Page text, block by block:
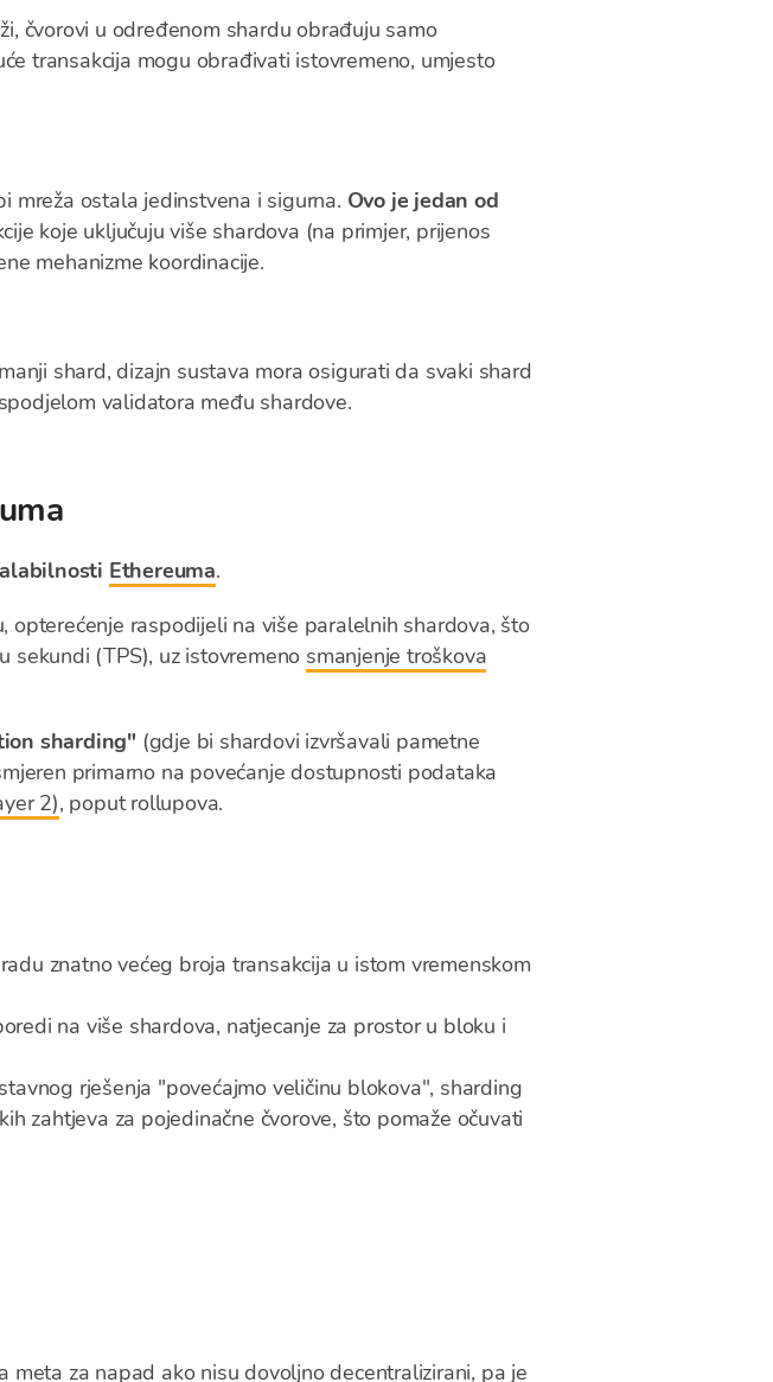
čvorovi u određenom shardu obrađuju samo
transakcija mogu obrađivati istovremeno, umjesto
mreža ostala jedinstvena i sigurna. Ovo je jedan od
koje uključuju više shardova (na primjer, prijenos
mehanizme koordinacije.
shard, dizajn sustava mora osigurati da svaki shard
validatora među shardove.
Ethereuma.
opterećenje raspodijeli na više paralelnih shardova, što
sekundi (TPS), uz istovremeno smanjenje troškova
sharding" (gdje bi shardovi izvršavali pametne
primarno na povećanje dostupnosti podataka
2), poput rollupova.
znatno većeg broja transakcija u istom vremenskom
na više shardova, natjecanje za prostor u bloku i
rješenja "povećajmo veličinu blokova", sharding
zahtjeva za pojedinačne čvorove, što pomaže očuvati
meta za napad ako nisu dovoljno decentralizirani, pa je